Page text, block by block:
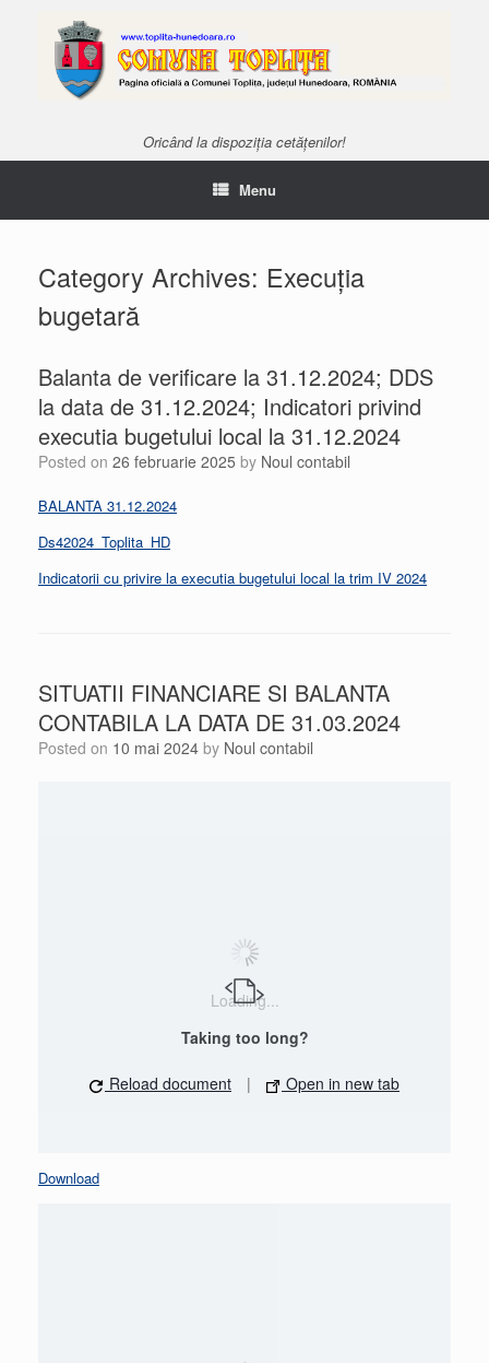
Oricând la dispoziția cetățenilor!
Menu
Category Archives: Execuția
bugetară
Balanta de verificare la 31.12.2024; DDS
la data de 31.12.2024; Indicatori privind
executia bugetului local la 31.12.2024
Posted on 26 februarie 2025 by Noul contabil
BALANTA 31.12.2024
Ds42024_Toplita_HD
Indicatorii cu privire la executia bugetului local la trim IV 2024
SITUATII FINANCIARE SI BALANTA
CONTABILA LA DATA DE 31.03.2024
Posted on 10 mai 2024 by Noul contabil
Loading...
Taking too long?
Reload document | Open in new tab
Download